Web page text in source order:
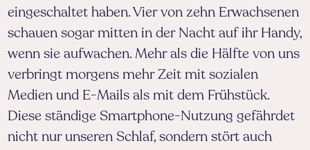
eingeschaltet haben. Vier von zehn Erwachsenen
schauen sogar mitten in der Nacht auf ihr Handy,
wenn sie aufwachen. Mehr als die Hälfte von uns
verbringt morgens mehr Zeit mit sozialen
Medien und E-Mails als mit dem Frühstück.
Diese ständige Smartphone-Nutzung gefährdet
nicht nur unseren Schlaf, sondern stört auch